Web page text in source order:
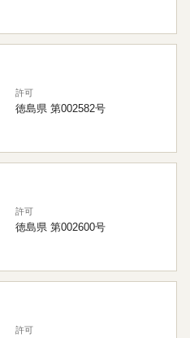
許可
徳島県 第002582号
許可
徳島県 第002600号
許可